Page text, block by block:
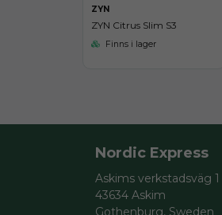
ZYN
ZYN Citrus Slim S3
Finns i lager
Nordic Express
Askims verkstadsväg 1
43634 Askim
Gothenburg, Sweden